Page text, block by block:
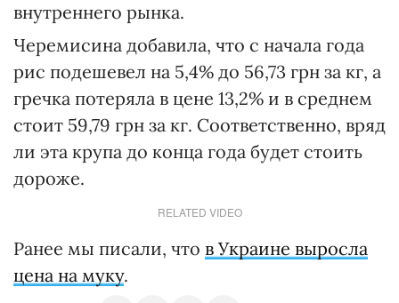
внутреннего рынка.
Черемисина добавила, что с начала года
рис подешевел на 5,4% до 56,73 грн за кг, а
гречка потеряла в цене 13,2% и в среднем
стоит 59,79 грн за кг. Соответственно, вряд
ли эта крупа до конца года будет стоить
дороже.
RELATED VIDEO
Ранее мы писали, что в Украине выросла
цена на муку.